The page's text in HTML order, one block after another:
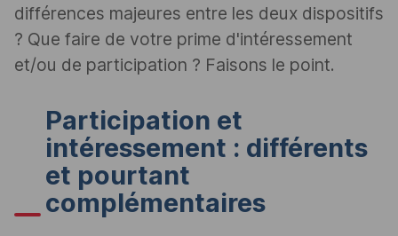
différences majeures entre les deux dispositifs
? Que faire de votre prime d'intéressement
et/ou de participation ? Faisons le point.
Participation et
intéressement : différents
et pourtant
complémentaires